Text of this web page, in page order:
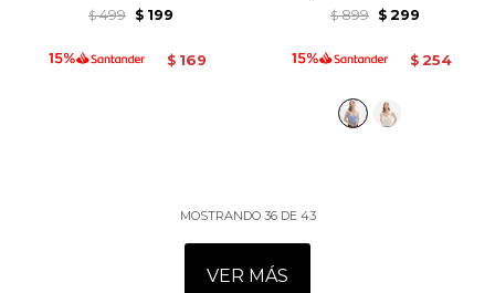
$ 499 $ 199
$ 169
$ 899 $ 299
$ 254
MOSTRANDO 36DE 43
VER MÁS